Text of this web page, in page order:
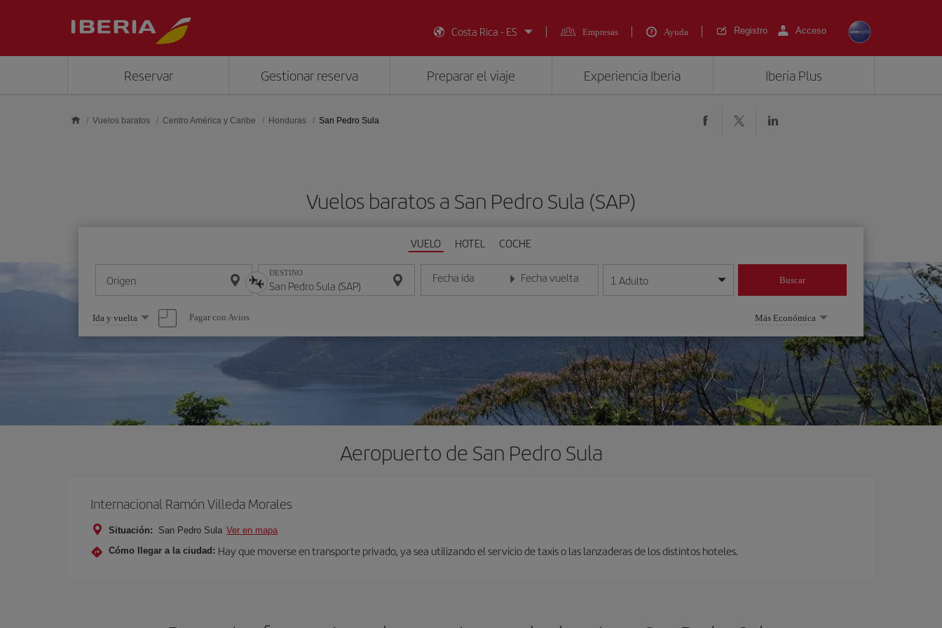
Costa Rica - ES
Empresas Ayuda Registro Acceso
Reservar Gestionar reserva Preparar el viaje Experiencia Iberia Iberia Plus
Vuelos baratos Centro América y Caribe Honduras San Pedro Sula
Vuelos baratos a San Pedro Sula (SAP)
VUELO HOTEL COCHE
Origen DESTINO Fecha ida
Introduce la fecha en formato día/mes/año
Fecha vuelta
Introduce la fecha en formato día/mes/año
1 Adulto Buscar
Seleccione
una
opción
Ida y vuelta Pagar con Avios Más Económica
Aeropuerto de San Pedro Sula
Internacional Ramón Villeda Morales
Situación: San Pedro Sula Ver en mapa
Cómo llegar a la ciudad: Hay que moverse en transporte privado, ya sea utilizando el servicio de taxis o las lanzaderas de los distintos hoteles.